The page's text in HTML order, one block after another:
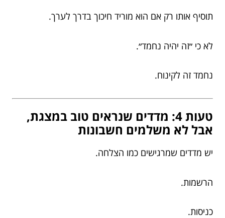
תוסיף אותו רק אם הוא מוריד חיכוך בדרך לערך.
לא כי ״זה יהיה נחמד״.
נחמד זה לקינוח.
טעות 4: מדדים שנראים טוב במצגת,
אבל לא משלמים חשבונות
יש מדדים שמרגישים כמו הצלחה.
הרשמות.
כניסות.